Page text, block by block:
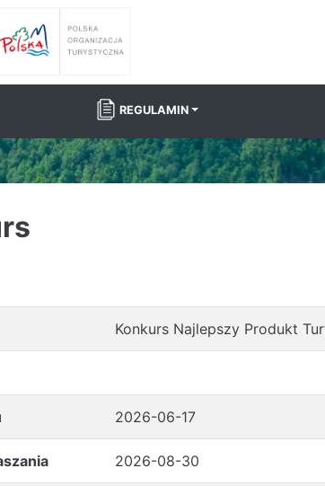
REGULAMIN
Konkurs Najlepszy Produkt
2026-06-17
2026-08-30